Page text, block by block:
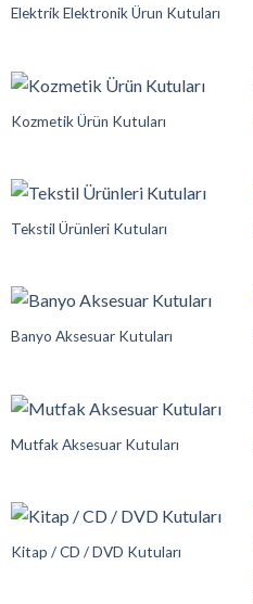
Elektrik Elektronik Ürun Kutuları
Kozmetik Ürün Kutuları
Tekstil Ürünleri Kutuları
Banyo Aksesuar Kutuları
Mutfak Aksesuar Kutuları
Kitap / CD / DVD Kutuları